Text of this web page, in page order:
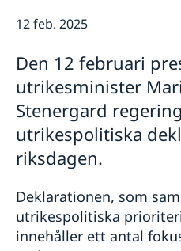
Team Sweden
Svenska företag i Lettland
Anmäl handelshinder
12 feb. 2025
Den 12 februari
utrikesminister
Stenergard
utrikespolitiska
riksdagen.
Deklarationen, som
utrikespolitiska
innehåller ett antal